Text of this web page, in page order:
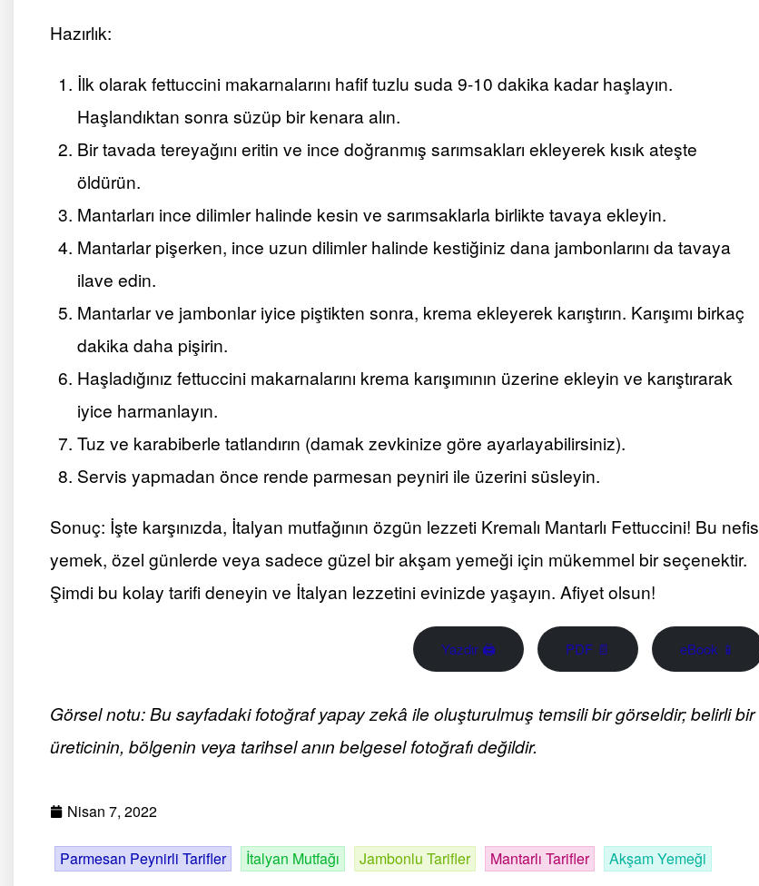
Hazırlık:
İlk olarak fettuccini makarnalarını hafif tuzlu suda 9-10 dakika kadar haşlayın.
Haşlandıktan sonra süzüp bir kenara alın.
Bir tavada tereyağını eritin ve ince doğranmış sarımsakları ekleyerek kısık ateşte
öldürün.
Mantarları ince dilimler halinde kesin ve sarımsaklarla birlikte tavaya ekleyin.
Mantarlar pişerken, ince uzun dilimler halinde kestiğiniz dana jambonlarını da tavaya
ilave edin.
Mantarlar ve jambonlar iyice piştikten sonra, krema ekleyerek karıştırın. Karışımı birkaç
dakika daha pişirin.
Haşladığınız fettuccini makarnalarını krema karışımının üzerine ekleyin ve karıştırarak
iyice harmanlayın.
Tuz ve karabiberle tatlandırın (damak zevkinize göre ayarlayabilirsiniz).
Servis yapmadan önce rende parmesan peyniri ile üzerini süsleyin.
Sonuç: İşte karşınızda, İtalyan mutfağının özgün lezzeti Kremalı Mantarlı Fettuccini! Bu nefis
yemek, özel günlerde veya sadece güzel bir akşam yemeği için mükemmel bir seçenektir.
Şimdi bu kolay tarifi deneyin ve İtalyan lezzetini evinizde yaşayın. Afiyet olsun!
Yazdır 🖨 PDF 📄 eBook 📱
Görsel notu: Bu sayfadaki fotoğraf yapay zekâ ile oluşturulmuş temsili bir görseldir; belirli bir
üreticinin, bölgenin veya tarihsel anın belgesel fotoğrafı değildir.
Nisan 7, 2022
Parmesan Peynirli Tarifler İtalyan Mutfağı Jambonlu Tarifler Mantarlı Tarifler Akşam Yemeği